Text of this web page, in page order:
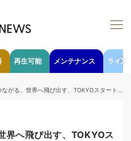
再生可能 メンテナンス ライフ
がる、世界へ飛び出す、TOKYOスタートアップ事情。
界へ飛び出す、TOKYOス